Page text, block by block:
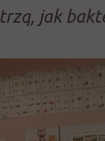
jak